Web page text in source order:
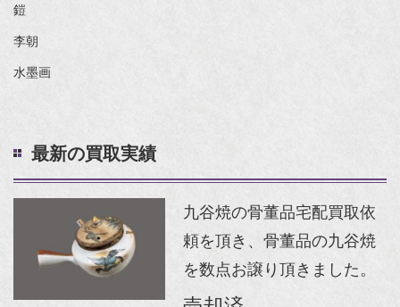
鎧
李朝
水墨画
最新の買取実績
九谷焼の骨董品宅配買取依
頼を頂き、骨董品の九谷焼
を数点お譲り頂きました。